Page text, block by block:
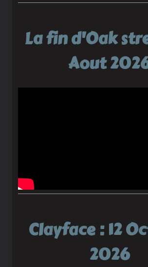
La fin d'Oak
Aout
Clayface : 12
2026